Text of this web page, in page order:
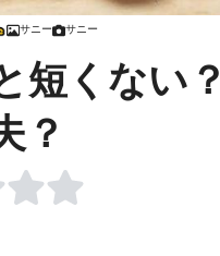
サニー サニー
短くない
？